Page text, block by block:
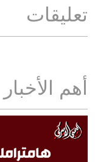
تعليقات
أهم الأخبار